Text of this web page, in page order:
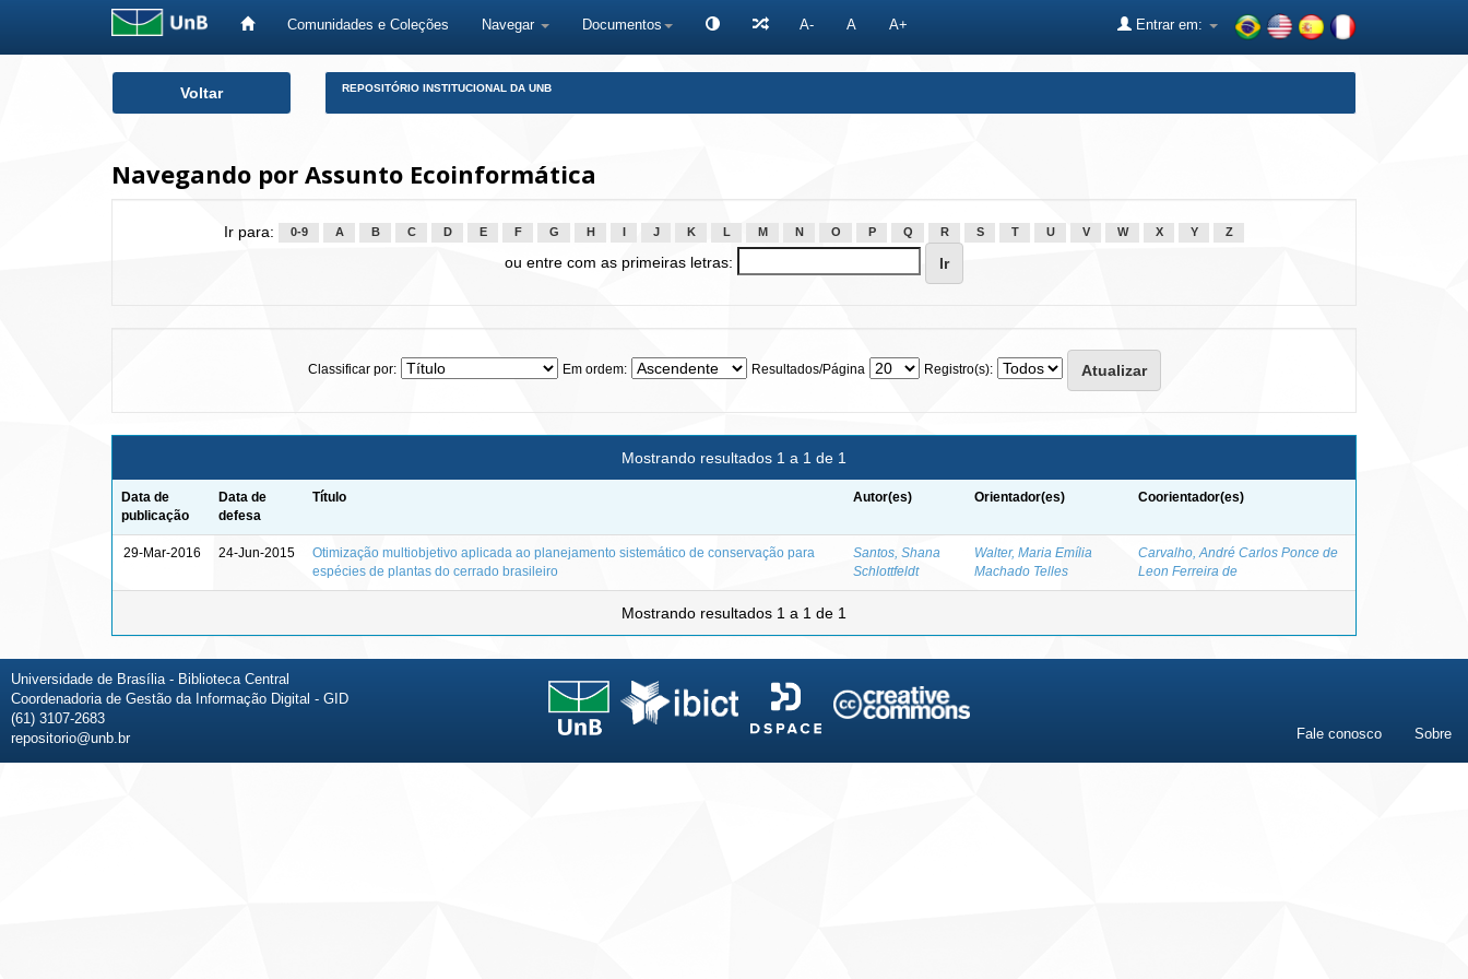
Comunidades e Coleções Navegar Documentos A- A A+ Entrar em:
Voltar REPOSITÓRIO INSTITUCIONAL DA UNB
Navegando por Assunto Ecoinformática
Ir para: 0-9 A B C D E F G H J K L M N O P Q R S T U V W X Y Z
ou entre com as primeiras letras:
Classificar por: Em ordem: Resultados/Página Registro(s):
Mostrando resultados 1 a 1 de 1
Data de
publicação
Data de
defesa
Título Autor(es) Orientador(es) Coorientador(es)
29-Mar-2016 24-Jun-2015
Otimização multiobjetivo aplicada ao planejamento sistemático de conservação para
espécies de plantas do cerrado brasileiro
Santos, Shana
Schlottfeldt
Walter, Maria Emília
Machado Telles
Carvalho, André Carlos Ponce de
Leon Ferreira de
Mostrando resultados 1 a 1 de 1
Universidade de Brasília - Biblioteca Central
Coordenadoria de Gestão da Informação Digital - GID
(61) 3107-2683
repositorio@unb.br
Fale conosco Sobre